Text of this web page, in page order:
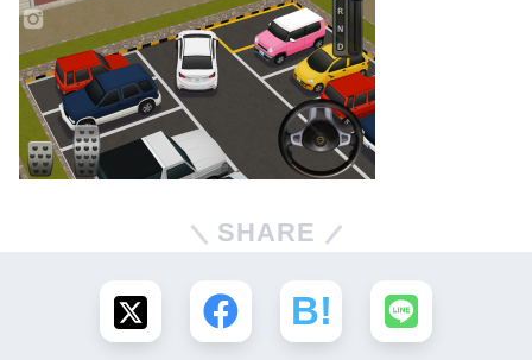
SHARE